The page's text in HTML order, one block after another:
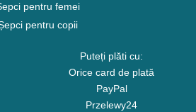
pentru femei
pentru copii
Puteți plăti cu:
Orice card de plată
PayPal
Przelewy24